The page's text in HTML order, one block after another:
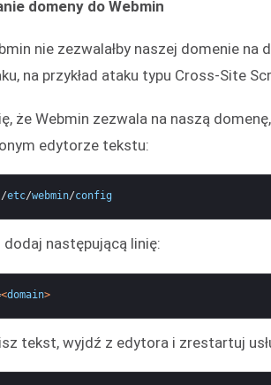
domeny do Webmin
nie zezwalałby naszej domenie
na przykład ataku typu Cross-Site
że Webmin zezwala na naszą
edytorze tekstu:
/etc/webmin/config
następującą linię:
<domain>
tekst, wyjdź z edytora i zrestartuj